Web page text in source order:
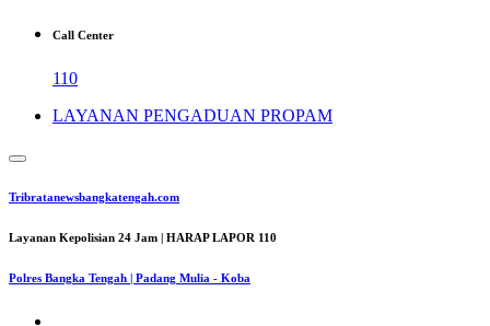
Call Center
110
LAYANAN PENGADUAN PROPAM
Tribratanewsbangkatengah.com
Layanan Kepolisian 24 Jam | HARAP LAPOR 110
Polres Bangka Tengah | Padang Mulia - Koba